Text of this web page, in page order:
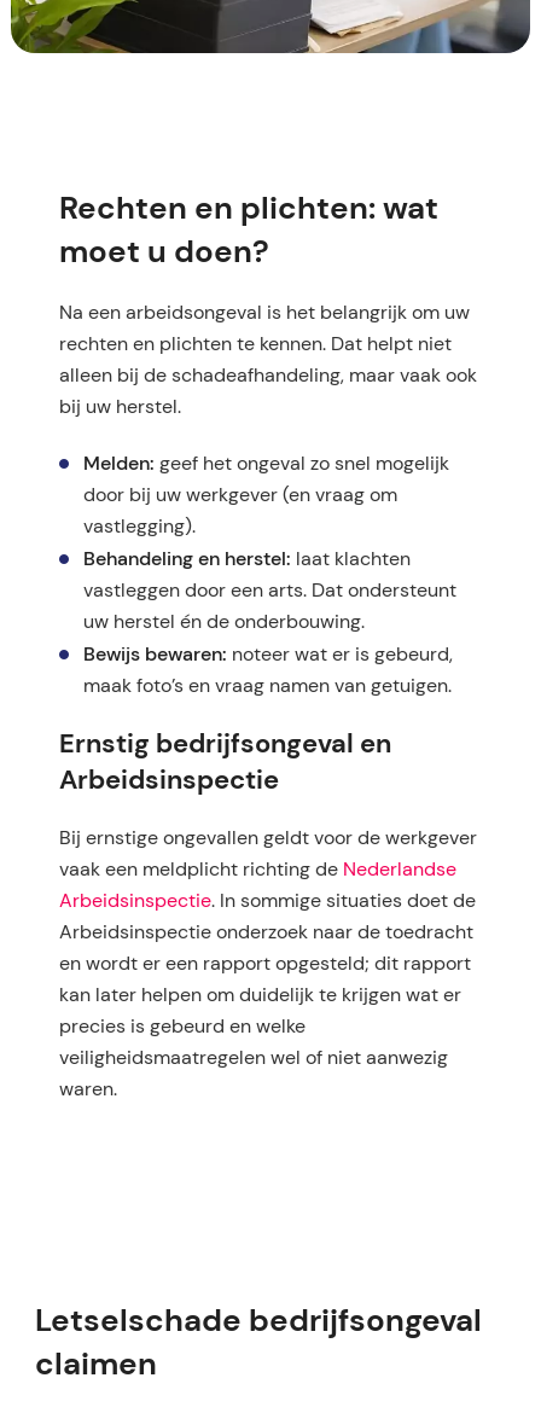
Rechten en plichten: wat
moet u doen?
Na een arbeidsongeval is het belangrijk om uw
rechten en plichten te kennen. Dat helpt niet
alleen bij de schadeafhandeling, maar vaak ook
bij uw herstel.
Melden: geef het ongeval zo snel mogelijk
door bij uw werkgever (en vraag om
vastlegging).
Behandeling en herstel: laat klachten
vastleggen door een arts. Dat ondersteunt
uw herstel én de onderbouwing.
Bewijs bewaren: noteer wat er is gebeurd,
maak foto’s en vraag namen van getuigen.
Ernstig bedrijfsongeval en
Arbeidsinspectie
Bij ernstige ongevallen geldt voor de werkgever
vaak een meldplicht richting de Nederlandse
Arbeidsinspectie. In sommige situaties doet de
Arbeidsinspectie onderzoek naar de toedracht
en wordt er een rapport opgesteld; dit rapport
kan later helpen om duidelijk te krijgen wat er
precies is gebeurd en welke
veiligheidsmaatregelen wel of niet aanwezig
waren.
Letselschade bedrijfsongeval
claimen